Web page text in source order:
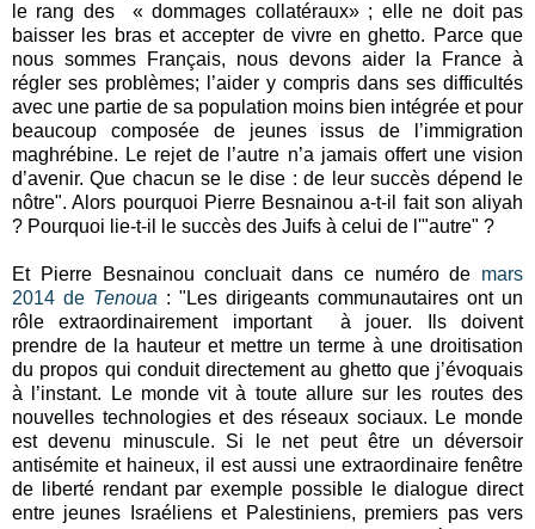
le rang des « dommages collatéraux» ; elle ne doit pas
baisser les bras et accepter de vivre en ghetto. Parce que
nous sommes Français, nous devons aider la France à
régler ses problèmes; l’aider y compris dans ses difficultés
avec une partie de sa population moins bien intégrée et pour
beaucoup composée de jeunes issus de l’immigration
maghrébine. Le rejet de l’autre n’a jamais offert une vision
d’avenir. Que chacun se le dise : de leur succès dépend le
nôtre". Alors pourquoi Pierre Besnainou a-t-il fait son aliyah
? Pourquoi lie-t-il le succès des Juifs à celui de l'"autre" ?
Et Pierre Besnainou concluait dans ce numéro de mars
2014 de Tenoua : "Les dirigeants communautaires ont un
rôle extraordinairement important à jouer. Ils doivent
prendre de la hauteur et mettre un terme à une droitisation
du propos qui conduit directement au ghetto que j’évoquais
à l’instant. Le monde vit à toute allure sur les routes des
nouvelles technologies et des réseaux sociaux. Le monde
est devenu minuscule. Si le net peut être un déversoir
antisémite et haineux, il est aussi une extraordinaire fenêtre
de liberté rendant par exemple possible le dialogue direct
entre jeunes Israéliens et Palestiniens, premiers pas vers